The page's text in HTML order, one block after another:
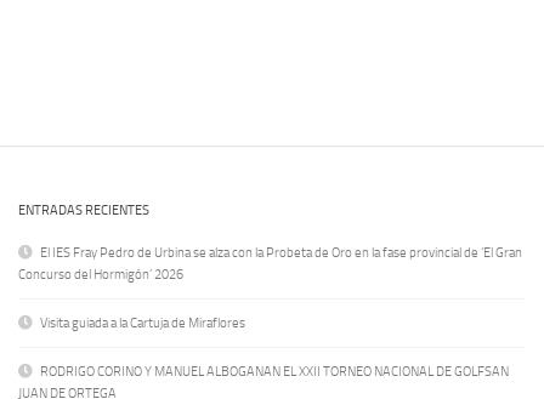
ENTRADAS RECIENTES
El IES Fray Pedro de Urbina se alza con la Probeta de Oro en la fase provincial de ‘El Gran
Concurso del Hormigón’ 2026
Visita guiada a la Cartuja de Miraflores
RODRIGO CORINO Y MANUEL ALBOGANAN EL XXII TORNEO NACIONAL DE GOLFSAN
JUAN DE ORTEGA